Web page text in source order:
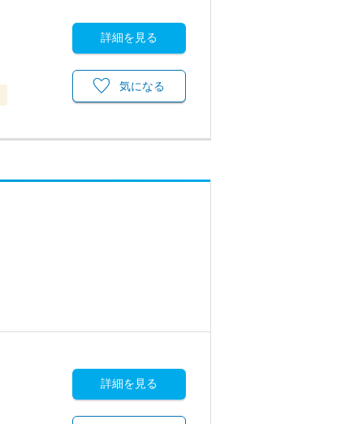
詳細を見る
気になる
詳細を見る